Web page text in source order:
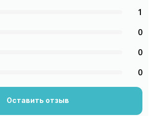
1
0
0
0
Оставить отзыв